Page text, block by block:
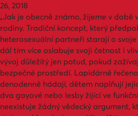
26, 2018
„Jak je obecně známo, žijeme v době
rodiny. Tradiční koncept, který
heterosexuální partneři starají o
dál tím více oslabuje svoji četnost i
vývoj důležitý jen potud, pokud
bezpečné prostředí. Lapidárně
denodenně hádají, dětem naplňují
dva gayové nebo lesby žijící ve
neexistuje žádný vědecký argument,